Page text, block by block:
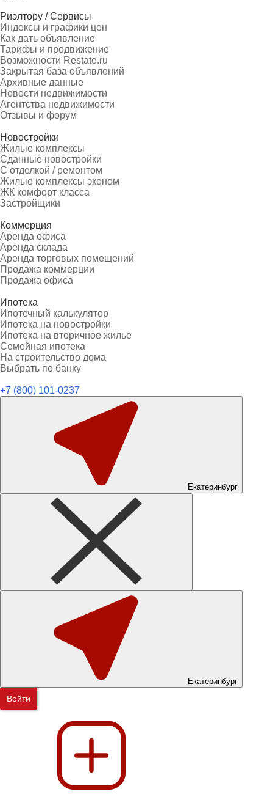
Риэлтору / Сервисы
Индексы и графики цен
Как дать объявление
Тарифы и продвижение
Возможности Restate.ru
Закрытая база объявлений
Архивные данные
Новости недвижимости
Агентства недвижимости
Отзывы и форум
Новостройки
Жилые комплексы
Сданные новостройки
С отделкой / ремонтом
Жилые комплексы эконом
ЖК комфорт класса
Застройщики
Коммерция
Аренда офиса
Аренда склада
Аренда торговых помещений
Продажа коммерции
Продажа офиса
Ипотека
Ипотечный калькулятор
Ипотека на новостройки
Ипотека на вторичное жилье
Семейная ипотека
На строительство дома
Выбрать по банку
+7 (800) 101-0237
Екатеринбург
Екатеринбург
Войти